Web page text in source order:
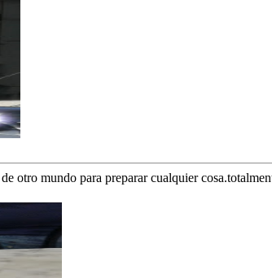
otro mundo para preparar cualquier